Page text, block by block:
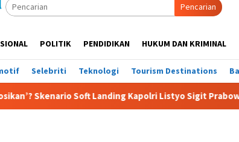
Pencarian
POLITIK PENDIDIKAN HUKUM DAN KRIMINAL
Selebriti Teknologi Tourism Destinations
Soft Landing Kapolri Listyo Sigit Prabowo Terungkap